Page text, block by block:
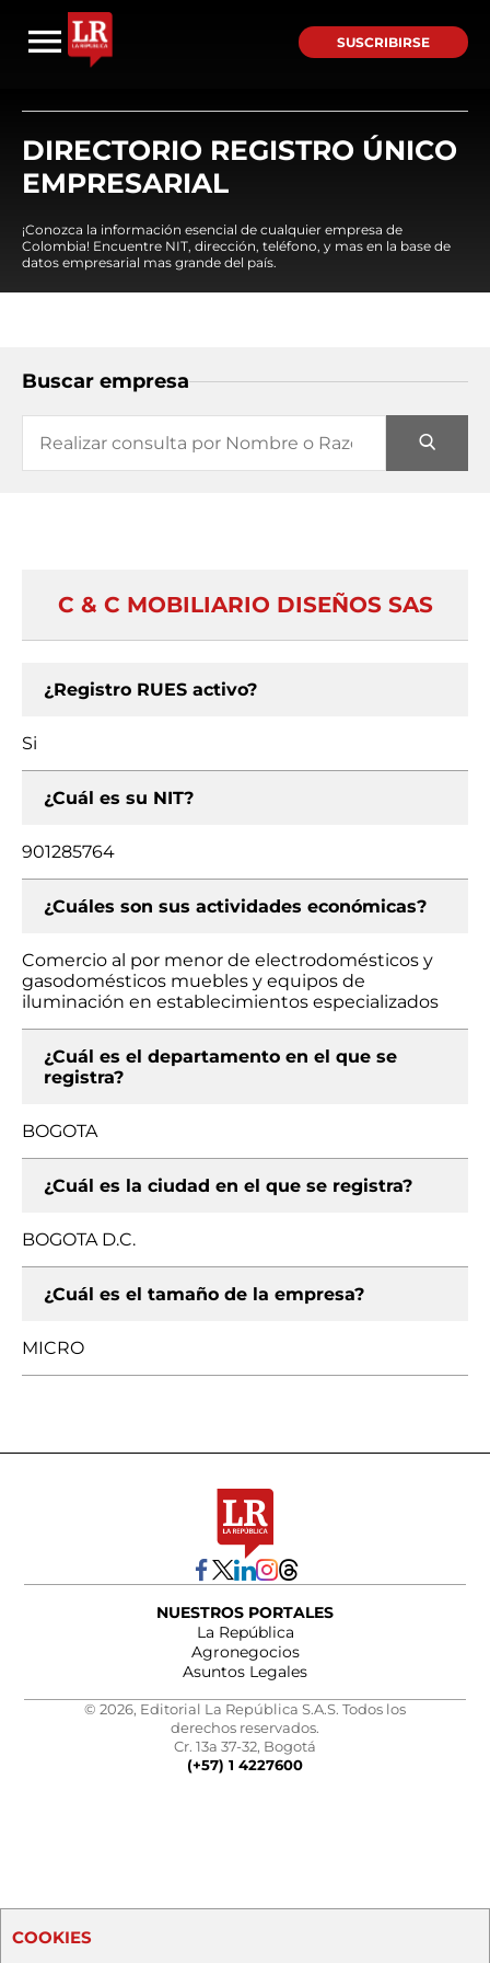
SUSCRIBIRSE
DIRECTORIO REGISTRO ÚNICO
EMPRESARIAL
¡Conozca la información esencial de cualquier empresa de
Colombia! Encuentre NIT, dirección, teléfono, y mas en la base de
datos empresarial mas grande del país.
Buscar empresa
C & C MOBILIARIO DISEÑOS SAS
¿Registro RUES activo?
Si
¿Cuál es su NIT?
901285764
¿Cuáles son sus actividades económicas?
Comercio al por menor de electrodomésticos y
gasodomésticos muebles y equipos de
iluminación en establecimientos especializados
¿Cuál es el departamento en el que se
registra?
BOGOTA
¿Cuál es la ciudad en el que se registra?
BOGOTA D.C.
¿Cuál es el tamaño de la empresa?
MICRO
NUESTROS PORTALES
La República
Agronegocios
Asuntos Legales
© 2026, Editorial La República S.A.S. Todos los
derechos reservados.
Cr. 13a 37-32, Bogotá
(+57) 1 4227600
COOKIES